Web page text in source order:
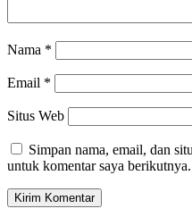
Nama *
Email *
Situs Web
Simpan nama, email, dan
untuk komentar saya berikutnya.